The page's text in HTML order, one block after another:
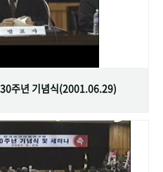
주년 기념식(2001.06.29)